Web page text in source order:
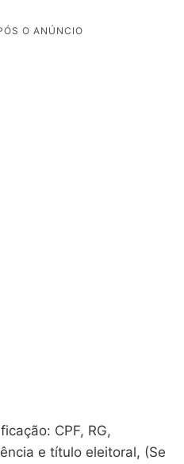
CPF, RG,
e título eleitoral, (Se